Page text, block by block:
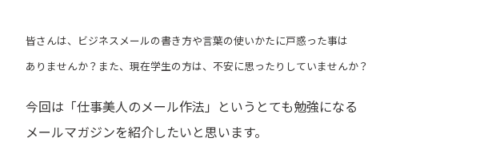
皆さんは、ビジネスメールの書き方や言葉の使いかたに戸惑った事は
ありませんか？また、現在学生の方は、不安に思ったりしていませんか？
今回は「仕事美人のメール作法」というとても勉強になる
メールマガジンを紹介したいと思います。